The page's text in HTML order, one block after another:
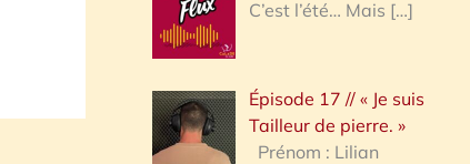
r
h
e
C’est l’été… Mais […]
Épisode 17 // « Je suis
Tailleur de pierre. »
Prénom : Lilian